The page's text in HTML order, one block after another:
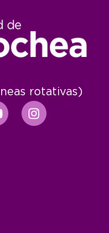
rotativas)